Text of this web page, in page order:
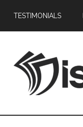
TESTIMONIALS